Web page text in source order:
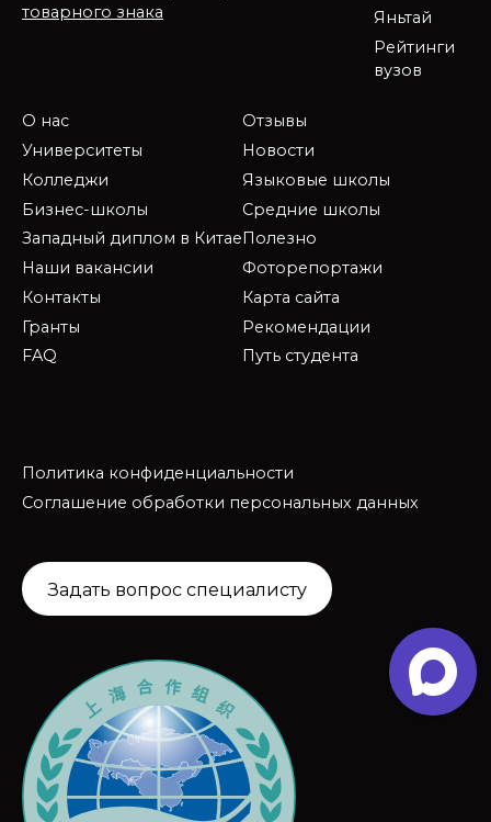
товарного знака
Яньтай
Рейтинги
вузов
О нас
Университеты
Колледжи
Бизнес-школы
Западный диплом в Китае
Наши вакансии
Контакты
Гранты
FAQ
Отзывы
Новости
Языковые школы
Средние школы
Полезно
Фоторепортажи
Карта сайта
Рекомендации
Путь студента
Политика конфиденциальности
Соглашение обработки персональных данных
Задать вопрос специалисту